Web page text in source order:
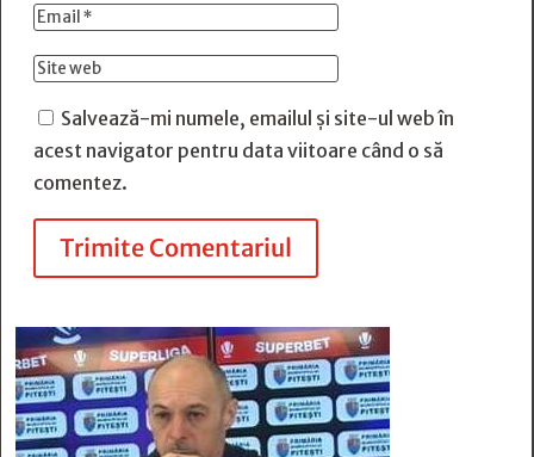
Salvează-mi numele, emailul și site-ul web în
acest navigator pentru data viitoare când o să
comentez.
Trimite Comentariul